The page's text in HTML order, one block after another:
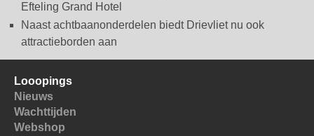
Efteling Grand Hotel
Naast achtbaanonderdelen biedt Drievliet nu ook
attractieborden aan
Looopings
Nieuws
Wachttijden
Webshop